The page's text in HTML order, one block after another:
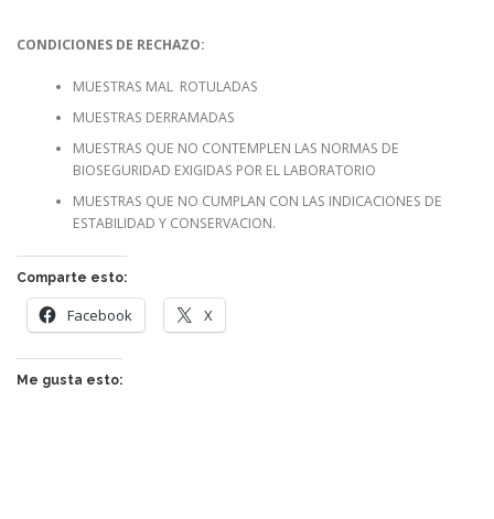
CONDICIONES DE RECHAZO:
MUESTRAS MAL ROTULADAS
MUESTRAS DERRAMADAS
MUESTRAS QUE NO CONTEMPLEN LAS NORMAS DE
BIOSEGURIDAD EXIGIDAS POR EL LABORATORIO
MUESTRAS QUE NO CUMPLAN CON LAS INDICACIONES DE
ESTABILIDAD Y CONSERVACION.
Comparte esto:
Facebook X
Me gusta esto: